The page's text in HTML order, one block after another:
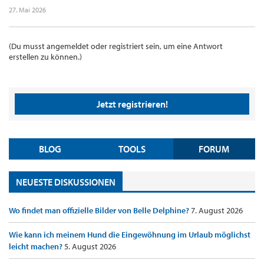
27. Mai 2026
(Du musst angemeldet oder registriert sein, um eine Antwort
erstellen zu können.)
Jetzt registrieren!
BLOG TOOLS FORUM
NEUESTE DISKUSSIONEN
Wo findet man offizielle Bilder von Belle Delphine?7. August 2026
Wie kann ich meinem Hund die Eingewöhnung im Urlaub möglichst
leicht machen?5. August 2026